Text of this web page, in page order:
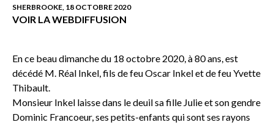
SHERBROOKE, 18 OCTOBRE 2020
VOIR LA WEBDIFFUSION
En ce beau dimanche du 18 octobre 2020, à 80 ans, est
décédé M. Réal Inkel, fils de feu Oscar Inkel et de feu Yvette
Thibault.
Monsieur Inkel laisse dans le deuil sa fille Julie et son gendre
Dominic Francoeur, ses petits-enfants qui sont ses rayons